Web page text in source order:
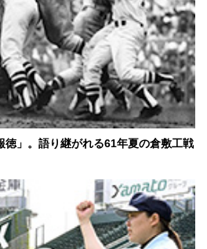
徳」。語り継がれる61年夏の倉敷工戦